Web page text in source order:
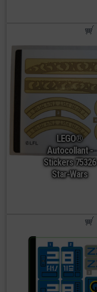
LEGO®
Autocollant -
Stickers 75326
Star-Wars